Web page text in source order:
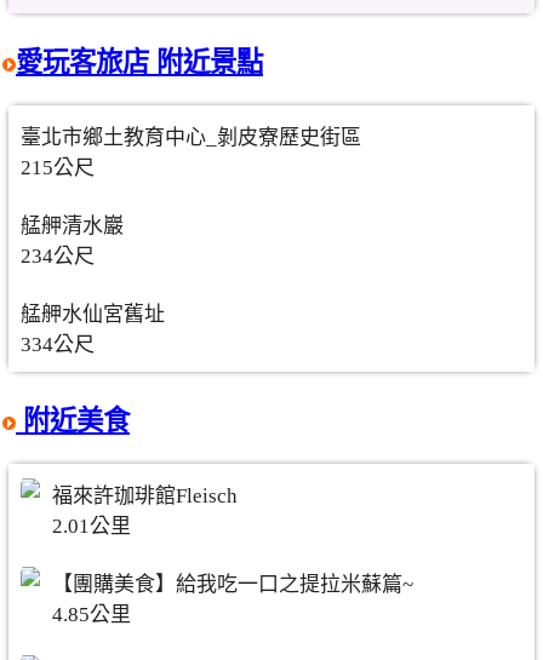
愛玩客旅店 附近景點
臺北市鄉土教育中心_剝皮寮歷史街區
215公尺
艋舺清水巖
234公尺
艋舺水仙宮舊址
334公尺
附近美食
福來許珈琲館Fleisch
2.01公里
【團購美食】給我吃一口之提拉米蘇篇~
4.85公里